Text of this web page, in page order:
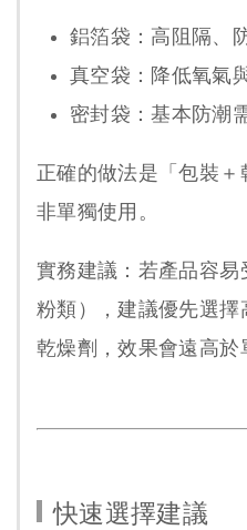
鋁箔袋：高阻隔、
真空袋：降低氧氣
密封袋：基本防潮
正確的做法是「包裝
非單獨使用。
實務建議： 若產品容易
粉類），建議優先選
乾燥劑，效果會遠高於
快速選擇建議